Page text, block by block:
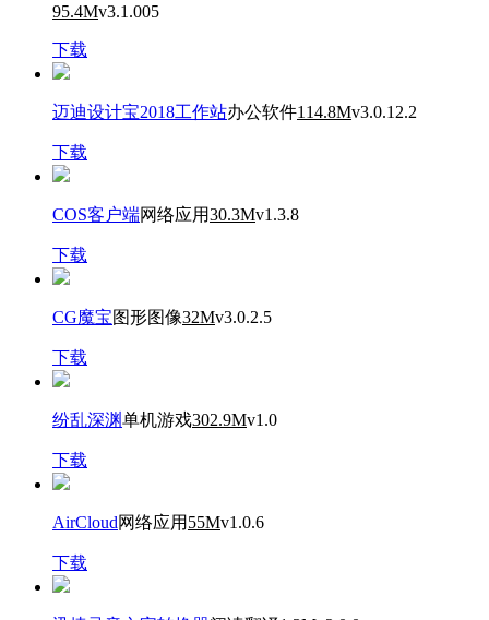
95.4Mv3.1.005
下载
迈迪设计宝2018工作站办公软件114.8Mv3.0.12.2
下载
COS客户端网络应用30.3Mv1.3.8
下载
CG魔宝图形图像32Mv3.0.2.5
下载
纷乱深渊单机游戏302.9Mv1.0
下载
AirCloud网络应用 55Mv1.0.6
下载